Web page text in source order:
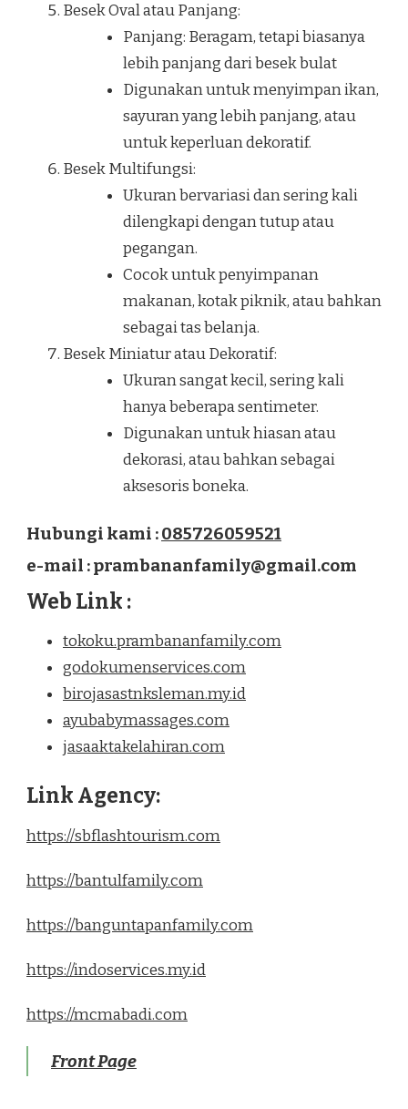
Besek Oval atau Panjang:
Panjang: Beragam, tetapi biasanya
lebih panjang dari besek bulat
Digunakan untuk menyimpan ikan,
sayuran yang lebih panjang, atau
untuk keperluan dekoratif.
Besek Multifungsi:
Ukuran bervariasi dan sering kali
dilengkapi dengan tutup atau
pegangan.
Cocok untuk penyimpanan
makanan, kotak piknik, atau bahkan
sebagai tas belanja.
Besek Miniatur atau Dekoratif:
Ukuran sangat kecil, sering kali
hanya beberapa sentimeter.
Digunakan untuk hiasan atau
dekorasi, atau bahkan sebagai
aksesoris boneka.
Hubungi kami :085726059521
e-mail : prambananfamily@gmail.com
Web Link :
tokoku.prambananfamily.com
godokumenservices.com
birojasastnksleman.my.id
ayubabymassages.com
jasaaktakelahiran.com
Link Agency:
https://sbflashtourism.com
https://bantulfamily.com
https://banguntapanfamily.com
https://indoservices.my.id
https://mcmabadi.com
Front Page